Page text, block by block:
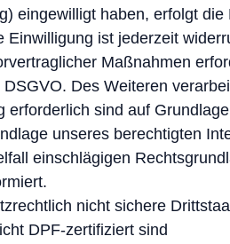
eingewilligt haben, erfolgt
ist jederzeit
Maßnahmen
Des Weiteren
sind auf
unseres berechtigten
einschlägigen
nicht sichere
DPF-zertifiziert sind